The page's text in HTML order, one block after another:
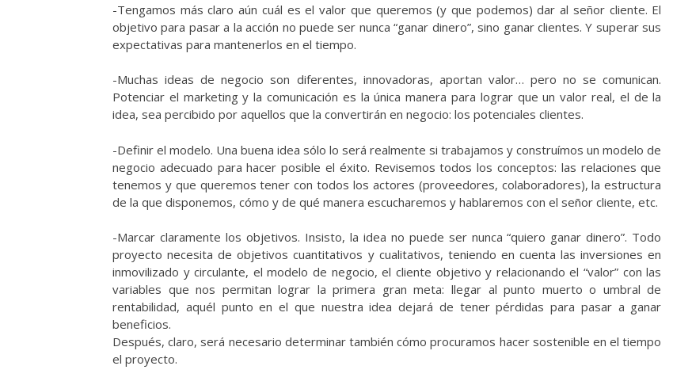
-Tengamos más claro aún cuál es el valor que queremos (y que podemos) dar al señor cliente. El
objetivo para pasar a la acción no puede ser nunca “ganar dinero”, sino ganar clientes. Y superar sus
expectativas para mantenerlos en el tiempo.
-Muchas ideas de negocio son diferentes, innovadoras, aportan valor… pero no se comunican.
Potenciar el marketing y la comunicación es la única manera para lograr que un valor real, el de la
idea, sea percibido por aquellos que la convertirán en negocio: los potenciales clientes.
-Definir el modelo. Una buena idea sólo lo será realmente si trabajamos y construímos un modelo de
negocio adecuado para hacer posible el éxito. Revisemos todos los conceptos: las relaciones que
tenemos y que queremos tener con todos los actores (proveedores, colaboradores), la estructura
de la que disponemos, cómo y de qué manera escucharemos y hablaremos con el señor cliente, etc.
-Marcar claramente los objetivos. Insisto, la idea no puede ser nunca “quiero ganar dinero”. Todo
proyecto necesita de objetivos cuantitativos y cualitativos, teniendo en cuenta las inversiones en
inmovilizado y circulante, el modelo de negocio, el cliente objetivo y relacionando el “valor” con las
variables que nos permitan lograr la primera gran meta: llegar al punto muerto o umbral de
rentabilidad, aquél punto en el que nuestra idea dejará de tener pérdidas para pasar a ganar
beneficios.
Después, claro, será necesario determinar también cómo procuramos hacer sostenible en el tiempo
el proyecto.